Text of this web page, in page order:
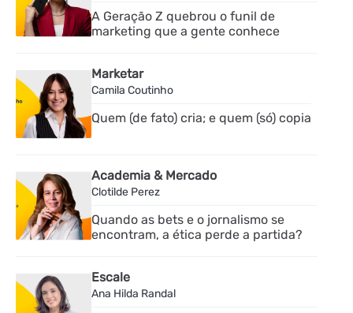
A Geração Z quebrou o funil de
marketing que a gente conhece
Marketar
Camila Coutinho
Quem (de fato) cria; e quem (só) copia
Academia & Mercado
Clotilde Perez
Quando as bets e o jornalismo se
encontram, a ética perde a partida?
Escale
Ana Hilda Randal